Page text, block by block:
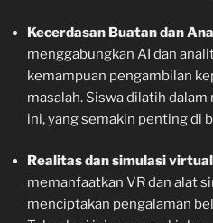
Kecerdasan Buatan dan
menggabungkan AI dan
kemampuan pengambilan
masalah. Siswa dilatih
ini, yang semakin penting di
Realitas dan simulasi virtual
memanfaatkan VR dan alat
menciptakan pengalaman